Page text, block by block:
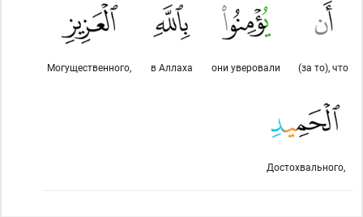
(за то), что
они уверовали
в Аллаха
Могущественного,
Достохвального,